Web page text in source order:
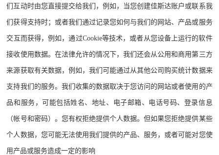
们互动时由您直接提交给我们，例如，当您创建佳斯达账户或联系我
们获得支持时；或者我们通过记录您如何与我们的网站、产品或服务
交互而获得，例如，通过Cookie等技术，或者从您设备上运行的软件
接收使用数据。在法律允许的情况下，我们还会从公用和商用第三方
来源获取有关数据，例如，我们可能通过从其他公司购买统计数据来
支持我们的服务。我们收集的数据取决于您访问的网站或者使用的产
品和服务，可能包括姓名、地址、电子邮箱、电话号码、登录信息
（帐号和密码）。您有权拒绝提供个人数据。但如果您拒绝提供某些
个人数据，您可能无法使用我们提供的产品、服务，或者可能对您使
用产品或服务造成一定的影响